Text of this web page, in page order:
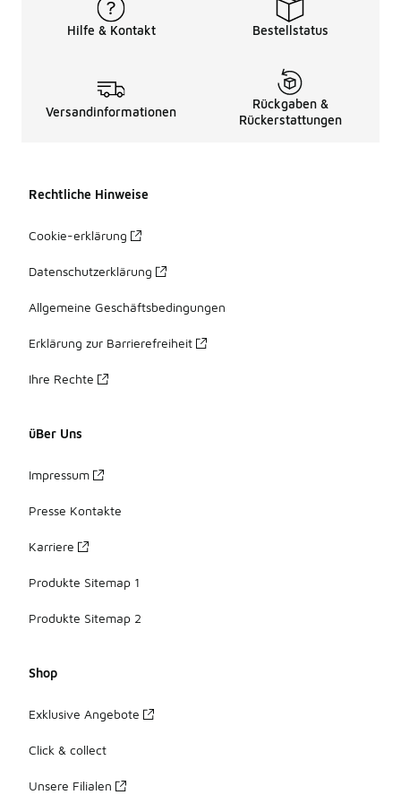
Hilfe & Kontakt Bestellstatus
Versandinformationen
Rückgaben &
Rückerstattungen
Rechtliche Hinweise
Cookie-erklärung
Datenschutzerklärung
Allgemeine Geschäftsbedingungen
Erklärung zur Barrierefreiheit
Ihre Rechte
üBer Uns
Impressum
Presse Kontakte
Karriere
Produkte Sitemap 1
Produkte Sitemap 2
Shop
Exklusive Angebote
Click & collect
Unsere Filialen